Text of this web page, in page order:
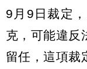
9月9日裁定
克，可能違反
留任，這項裁